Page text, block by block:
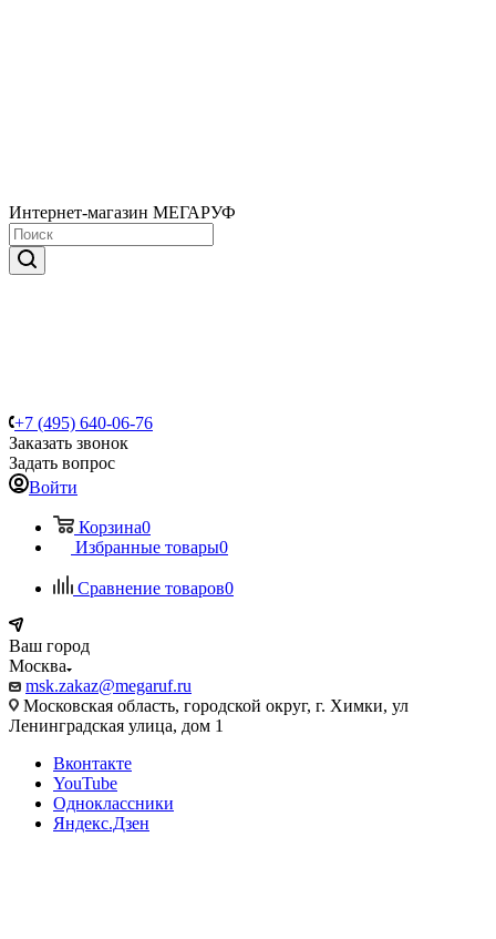
Интернет-магазин МЕГАРУФ
+7 (495) 640-06-76
Заказать звонок
Задать вопрос
Войти
Корзина0
Избранные товары0
Сравнение товаров0
Ваш город
Москва
msk.zakaz@megaruf.ru
Московская область, городской округ, г. Химки, ул
Ленинградская улица, дом 1
Вконтакте
YouTube
Одноклассники
Яндекс.Дзен